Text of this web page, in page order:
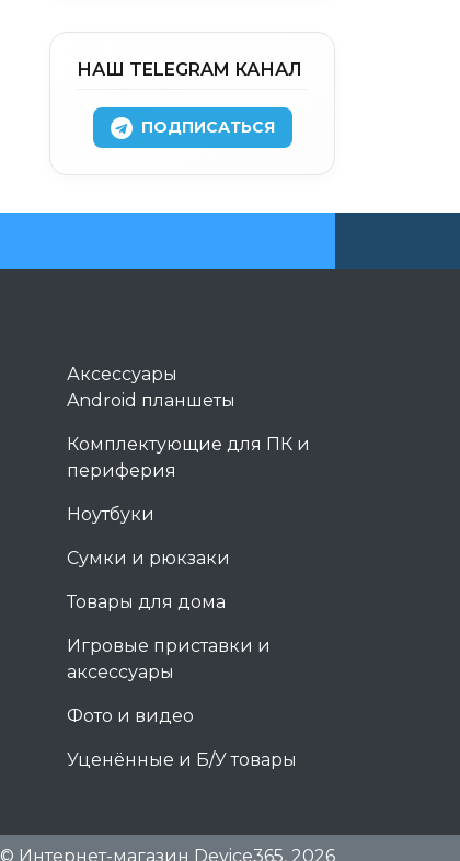
НАШ TELEGRAM КАНАЛ
ПОДПИСАТЬСЯ
Аксессуары
Android планшеты
Комплектующие для ПК и
периферия
Ноутбуки
Сумки и рюкзаки
Товары для дома
Игровые приставки и
аксессуары
Фото и видео
Уценённые и Б/У товары
© Интернет-магазин Device365, 2026